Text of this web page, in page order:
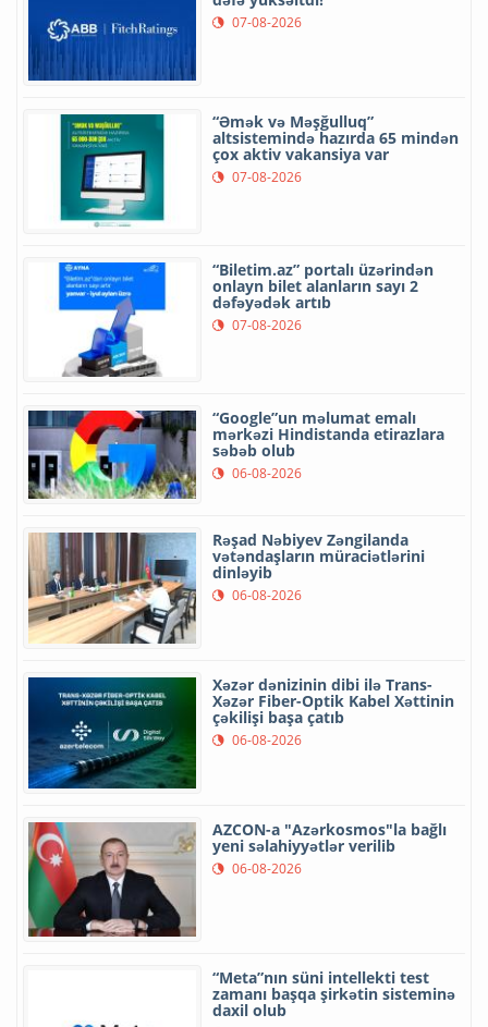
07-08-2026
“Əmək və Məşğulluq”
altsistemində hazırda 65 mindən
çox aktiv vakansiya var
07-08-2026
“Biletim.az” portalı üzərindən
onlayn bilet alanların sayı 2
dəfəyədək artıb
07-08-2026
“Google”un məlumat emalı
mərkəzi Hindistanda etirazlara
səbəb olub
06-08-2026
Rəşad Nəbiyev Zəngilanda
vətəndaşların müraciətlərini
dinləyib
06-08-2026
Xəzər dənizinin dibi ilə Trans-
Xəzər Fiber-Optik Kabel Xəttinin
çəkilişi başa çatıb
06-08-2026
AZCON-a "Azərkosmos"la bağlı
yeni səlahiyyətlər verilib
06-08-2026
“Meta”nın süni intellekti test
zamanı başqa şirkətin sisteminə
daxil olub